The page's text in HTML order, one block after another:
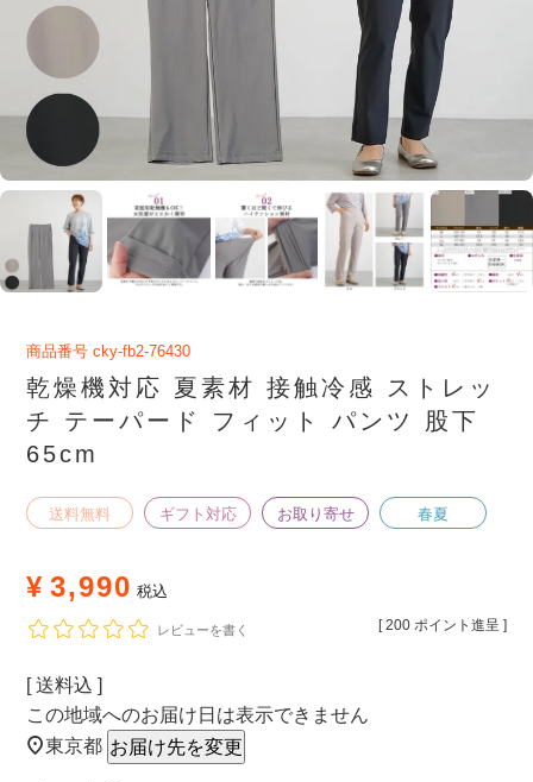
商品番号 cky-fb2-76430
乾燥機対応 夏素材 接触冷感 ストレッ
チ テーパード フィット パンツ 股下
65cm
送料無料 ギフト対応 お取り寄せ 春夏
¥ 3,990 税込
[ 200 ポイント進呈 ]
レビューを書く
送料込
この地域へのお届け日は表示できません
東京都 お届け先を変更